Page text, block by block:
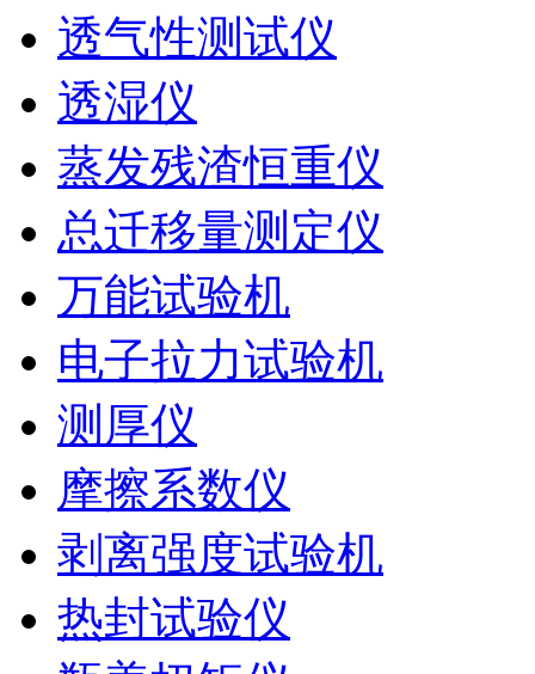
透气性测试仪
透湿仪
蒸发残渣恒重仪
总迁移量测定仪
万能试验机
电子拉力试验机
测厚仪
摩擦系数仪
剥离强度试验机
热封试验仪